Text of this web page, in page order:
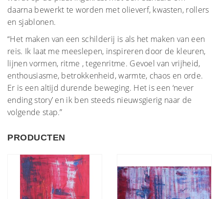
daarna bewerkt te worden met olieverf, kwasten, rollers
en sjablonen.
“Het maken van een schilderij is als het maken van een
reis. Ik laat me meeslepen, inspireren door de kleuren,
lijnen vormen, ritme , tegenritme. Gevoel van vrijheid,
enthousiasme, betrokkenheid, warmte, chaos en orde.
Er is een altijd durende beweging. Het is een ‘never
ending story’ en ik ben steeds nieuwsgierig naar de
volgende stap.”
PRODUCTEN